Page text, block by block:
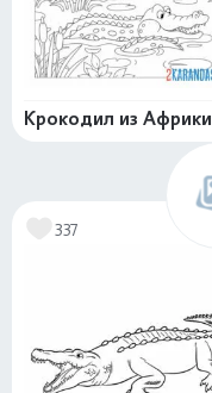
Крокодил из Африки
337